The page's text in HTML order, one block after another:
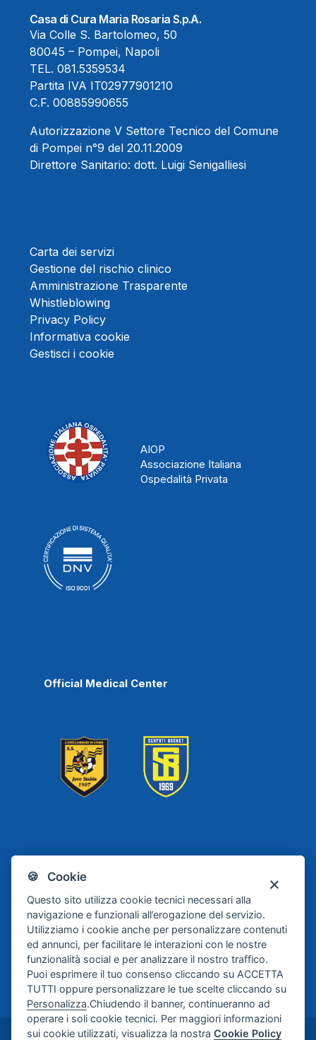
🍪 Cookie
Questo sito utilizza cookie tecnici necessari alla
navigazione e funzionali all’erogazione del servizio.
Utilizziamo i cookie anche per personalizzare contenuti
ed annunci, per facilitare le interazioni con le nostre
funzionalità social e per analizzare il nostro traffico.
Puoi esprimere il tuo consenso cliccando su ACCETTA
TUTTI oppure personalizzare le tue scelte cliccando su
Personalizza.Chiudendo il banner, continueranno ad
operare i soli cookie tecnici. Per maggiori informazioni
sui cookie utilizzati, visualizza la nostraCookie Policy
Casa di Cura Maria Rosaria S.p.A.
Via Colle S. Bartolomeo, 50
80045 – Pompei, Napoli
TEL. 081.5359534
Partita IVA IT02977901210
C.F. 00885990655
Autorizzazione V Settore Tecnico del Comune
di Pompei n°9 del 20.11.2009
Direttore Sanitario: dott. Luigi Senigalliesi
Carta dei servizi
Gestione del rischio clinico
Amministrazione Trasparente
Whistleblowing
Privacy Policy
Informativa cookie
Gestisci i cookie
AIOP
Associazione Italiana
Ospedalità Privata
Official Medical Center
Juve Stabia